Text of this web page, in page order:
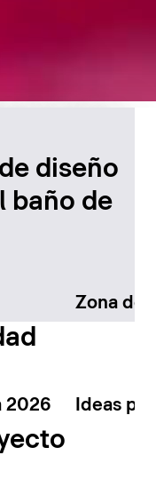
diseño
baño de
Zona de
2026 Ideas